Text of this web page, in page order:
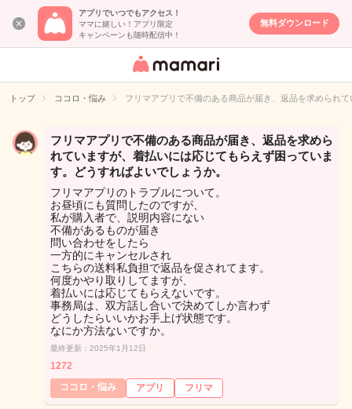
アプリでいつでもアクセス！
ママに嬉しい！アプリ限定
キャンペーンも随時配信中！
無料ダウンロード
女性専用匿名QA
イト
トップ ココロ・悩み フリマアプリで不備のある商品が届き、返品を求められ
フリマアプリで不備のある商品が届き、返品を求めら
れていますが、着払いには応じてもらえず困っていま
す。どうすればよいでしょうか。
フリマアプリのトラブルについて。
お昼頃にも質問したのですが、
私が購入者で、説明内容にない
不備があるものが届き
問い合わせをしたら
一方的にキャンセルされ
こちらの送料私負担で返品を促されてます。
何度かやり取りしてますが、
着払いには応じてもらえないです。
事務局は、双方話し合いで決めてしか言わず
どうしたらいいかお手上げ状態です。
なにか方法ないですか。
最終更新：2025年1月12日
1272
ココロ・悩み
アプリ フリマ